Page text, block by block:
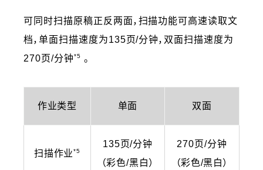
可同时扫描原稿正反两面，扫描功能可高速读取文
档，单面扫描速度为135页/分钟，双面扫描速度为
270页/分钟*5 。
作业类型 单面 双面
扫描作业*5
135页/分钟
（彩色/黑白）
270页/分钟
（彩色/黑白）